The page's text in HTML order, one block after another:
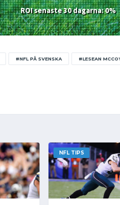
ROI senaste 30 dagarna: 0%
#NFL PÅ SVENSKA #LESEAN
NFL TIPS